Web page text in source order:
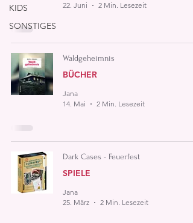
KIDS
SONSTIGES
22. Juni
2 Min. Lesezeit
Waldgeheimnis
BÜCHER
Jana
14. Mai
2 Min. Lesezeit
Dark Cases - Feuerfest
SPIELE
Jana
25. März
2 Min. Lesezeit